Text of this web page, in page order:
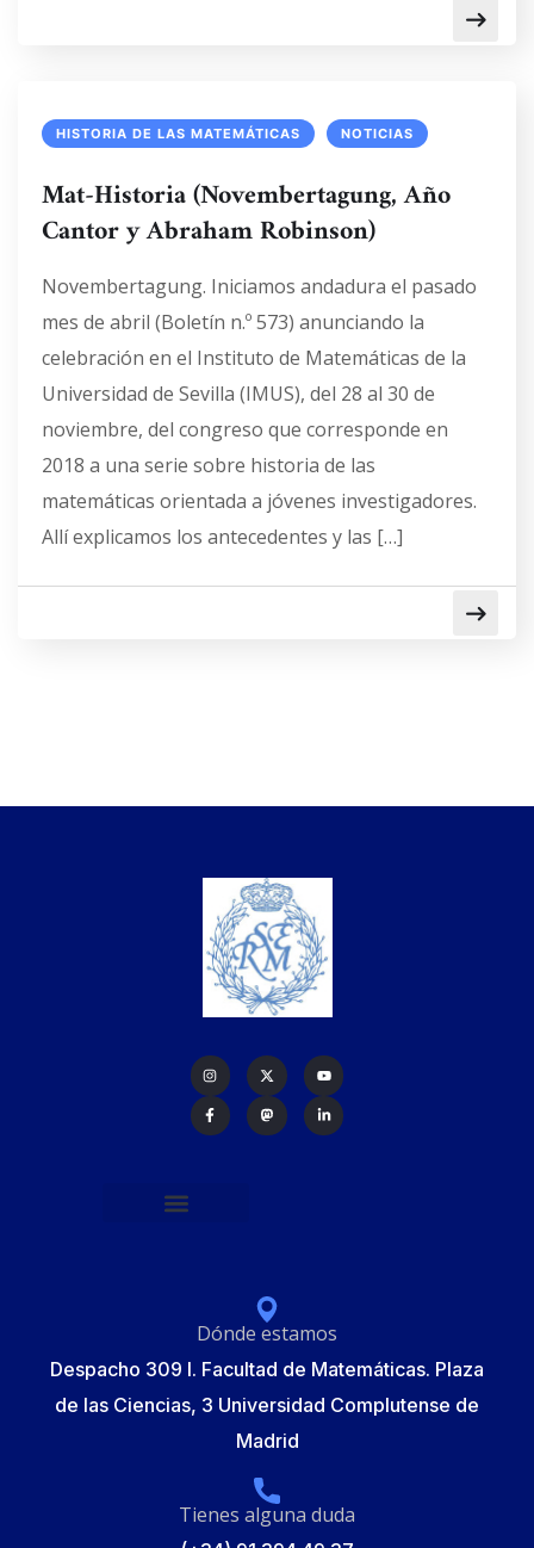
HISTORIA DE LAS MATEMÁTICAS NOTICIAS
Mat-Historia (Novembertagung, Año
Cantor y Abraham Robinson)
Novembertagung. Iniciamos andadura el pasado
mes de abril (Boletín n.º 573) anunciando la
celebración en el Instituto de Matemáticas de la
Universidad de Sevilla (IMUS), del 28 al 30 de
noviembre, del congreso que corresponde en
2018 a una serie sobre historia de las
matemáticas orientada a jóvenes investigadores.
Allí explicamos los antecedentes y las […]
Dónde estamos
Despacho 309 I. Facultad de Matemáticas. Plaza
de las Ciencias, 3 Universidad Complutense de
Madrid
Tienes alguna duda